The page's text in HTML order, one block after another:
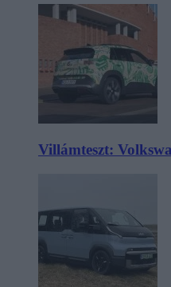
Villámteszt: